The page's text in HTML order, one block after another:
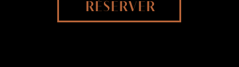
RÉSERVER